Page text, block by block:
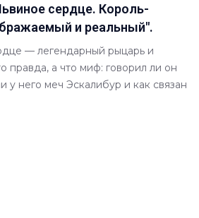
сердце. Король-
и реальный".
— легендарный рыцарь и
правда, а что миф: говорил ли он
у него меч Эскалибур и как связан